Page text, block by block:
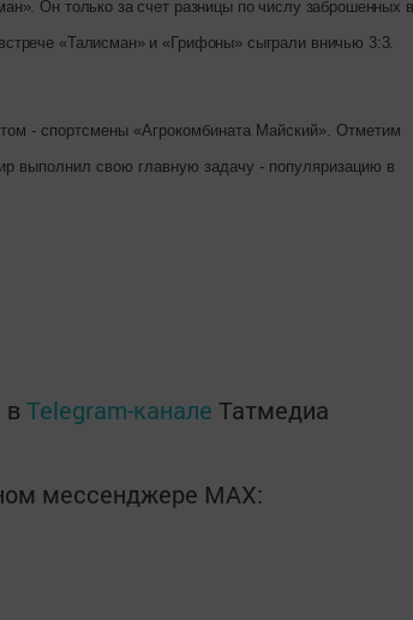
Он только за счет разницы по числу заброшенных в
«Талисман» и «Грифоны» сыграли вничью 3:3.
- спортсмены «Агрокомбината Майский». Отметим
выполнил свою главную задачу - популяризацию в
Telegram-канале Татмедиа
мессенджере MАХ: